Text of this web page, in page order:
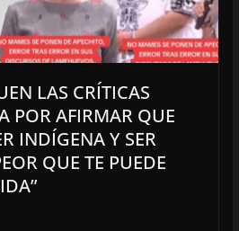
LAS CRÍTICAS
POR AFIRMAR QUE
INDÍGENA Y SER
QUE TE PUEDE